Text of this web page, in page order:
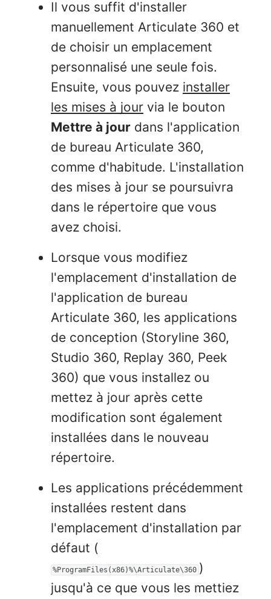
Il vous suffit d'installer
manuellement Articulate 360 et
de choisir un emplacement
personnalisé une seule fois.
Ensuite, vous pouvez installer
les mises à jour via le bouton
Mettre à jour dans l'application
de bureau Articulate 360,
comme d'habitude. L'installation
des mises à jour se poursuivra
dans le répertoire que vous
avez choisi.
Lorsque vous modifiez
l'emplacement d'installation de
l'application de bureau
Articulate 360, les applications
de conception (Storyline 360,
Studio 360, Replay 360, Peek
360) que vous installez ou
mettez à jour après cette
modification sont également
installées dans le nouveau
répertoire.
Les applications précédemment
installées restent dans
l'emplacement d'installation par
défaut (
%ProgramFiles(x86)%\Articulate\360 )
jusqu'à ce que vous les mettiez